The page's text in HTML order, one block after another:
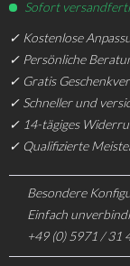
Sofort
✓ Kostenlose
✓ Persönliche
✓ Gratis
✓ Schneller und
✓ 14-tägiges
✓ Qualifizierte
Besondere
Einfach
+49 (0) 5971 / 31